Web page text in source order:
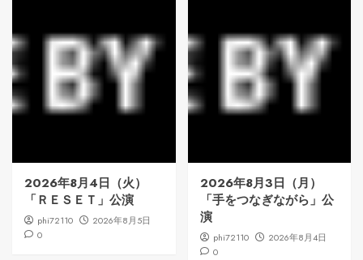
2026年8月4日（火）
「ＲＥＳＥＴ」公演
phi72110
2026年8月5日
0
2026年8月3日（月）
「手をつなぎながら」公
演
phi72110
2026年8月4日
0